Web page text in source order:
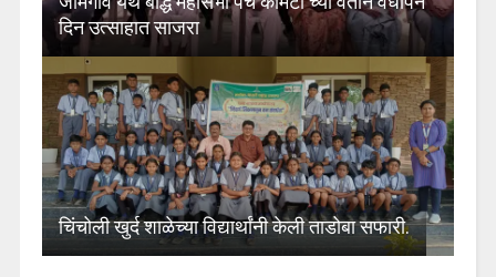
दिन उत्साहात साजरा
चिंचोली खुर्द शाळेच्या विद्यार्थांनी केली ताडोबा सफारी.